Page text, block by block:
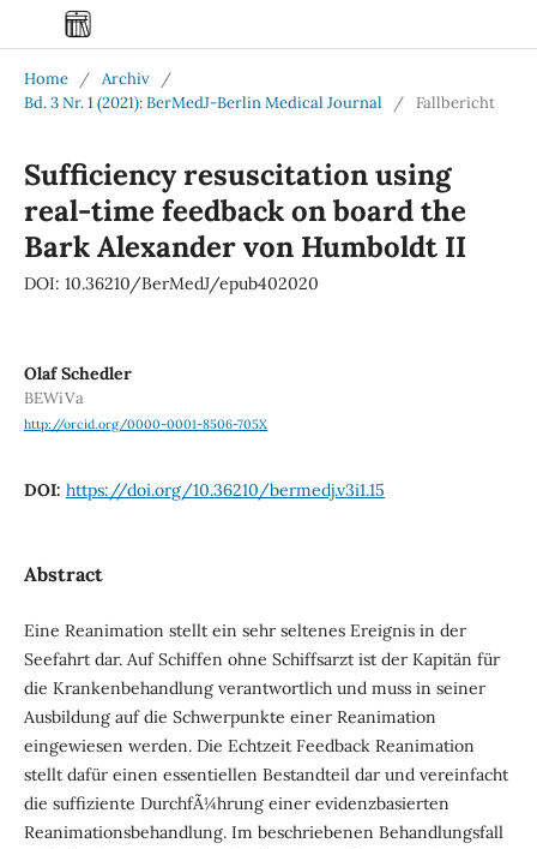
Home / Archiv
/
Bd. 3 Nr. 1 (2021): BerMedJ-Berlin Medical Journal
/ Fallbericht
Sufficiency resuscitation using
real-time feedback on board the
Bark Alexander von Humboldt II
DOI: 10.36210/BerMedJ/epub402020
Olaf Schedler
BEWiVa
http://orcid.org/0000-0001-8506-705X
DOI: https://doi.org/10.36210/bermedj.v3i1.15
Abstract
Eine Reanimation stellt ein sehr seltenes Ereignis in der
Seefahrt dar. Auf Schiffen ohne Schiffsarzt ist der Kapitän für
die Krankenbehandlung verantwortlich und muss in seiner
Ausbildung auf die Schwerpunkte einer Reanimation
eingewiesen werden. Die Echtzeit Feedback Reanimation
stellt dafür einen essentiellen Bestandteil dar und vereinfacht
die suffiziente DurchfÃ¼hrung einer evidenzbasierten
Reanimationsbehandlung. Im beschriebenen Behandlungsfall